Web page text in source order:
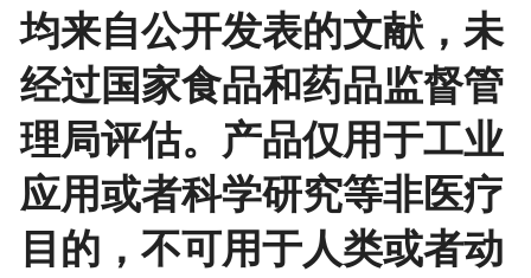
均来自公开发表的文献，未
经过国家食品和药品监督管
理局评估。产品仅用于工业
应用或者科学研究等非医疗
目的，不可用于人类或者动